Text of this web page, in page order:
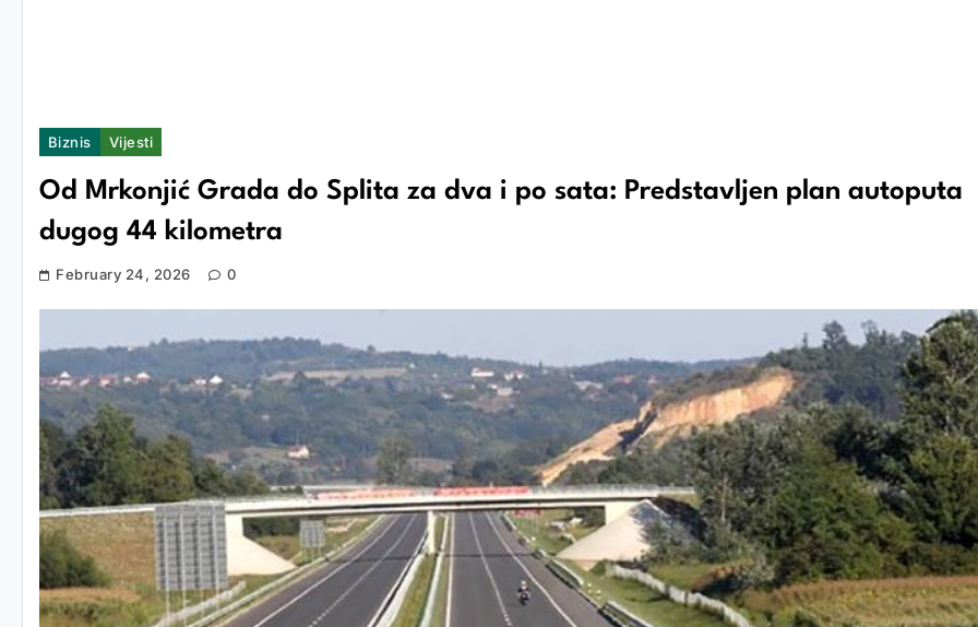
Biznis Vijesti
Od Mrkonjić Grada do Splita za dva i po sata: Predstavljen plan autoputa
dugog 44 kilometra
February 24, 2026 0